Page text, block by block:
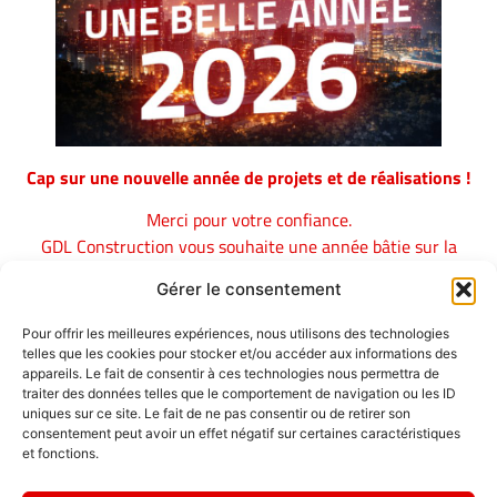
Gérer le consentement
Pour offrir les meilleures expériences, nous utilisons des technologies
telles que les cookies pour stocker et/ou accéder aux informations des
appareils. Le fait de consentir à ces technologies nous permettra de
traiter des données telles que le comportement de navigation ou les ID
uniques sur ce site. Le fait de ne pas consentir ou de retirer son
consentement peut avoir un effet négatif sur certaines caractéristiques
et fonctions.
Cap sur une nouvelle année de projets et de réalisations !
Merci pour votre confiance.
GDL Construction vous souhaite une année bâtie sur la
Emplois
Contact / Accès
Mentions légalesGDL Construction